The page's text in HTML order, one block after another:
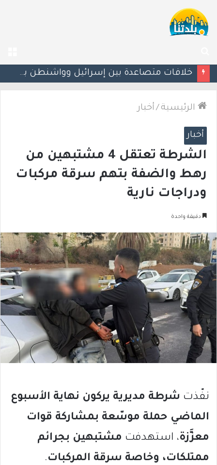
عن
قواعد جديدة لتنظيم التواصل بين الأهالي والمعلمين.. و«واتساب» قد يُحظر خارج ساعات محددة
الرئيسية / أخبار
أخبار
الشرطة تعتقل 4 مشتبهين من
رهط والضفة بتهم سرقة مركبات
ودراجات نارية
دقيقة واحدة
نفّذت شرطة مديرية يركون نهاية الأسبوع
الماضي حملة موسّعة بمشاركة قوات
معزَّزة، استهدفت مشتبهين بجرائم
ممتلكات، وخاصة سرقة المركبات.